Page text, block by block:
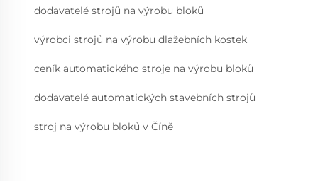
dodavatelé strojů na výrobu bloků
výrobci strojů na výrobu dlažebních kostek
ceník automatického stroje na výrobu bloků
dodavatelé automatických stavebních strojů
stroj na výrobu bloků v Číně